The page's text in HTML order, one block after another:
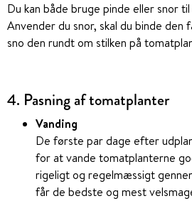
Du kan både bruge pinde eller snor
Anvender du snor, skal du binde den
sno den rundt om stilken på
4. Pasning af tomatplanter
Vanding
De første par dage efter
for at vande tomatplanterne
rigeligt og regelmæssigt
får de bedste og mest